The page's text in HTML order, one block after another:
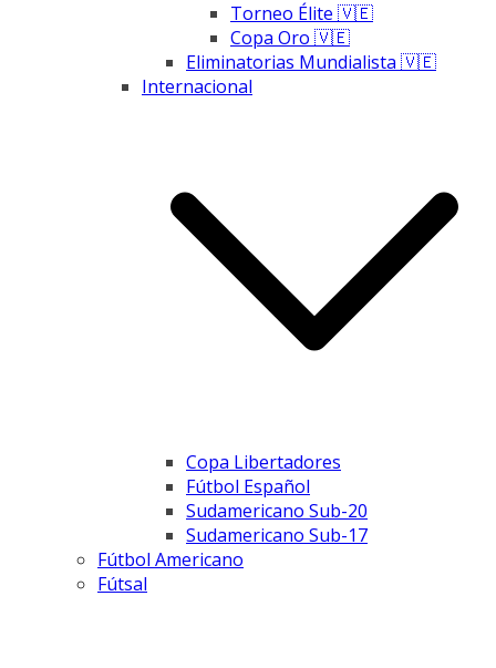
Torneo Élite 🇻🇪
Copa Oro 🇻🇪
Eliminatorias Mundialista 🇻🇪
Internacional
Copa Libertadores
Fútbol Español
Sudamericano Sub-20
Sudamericano Sub-17
Fútbol Americano
Fútsal